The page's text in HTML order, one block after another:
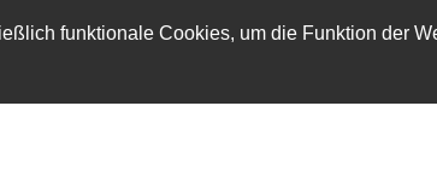
funktionale Cookies, um die Funktion der